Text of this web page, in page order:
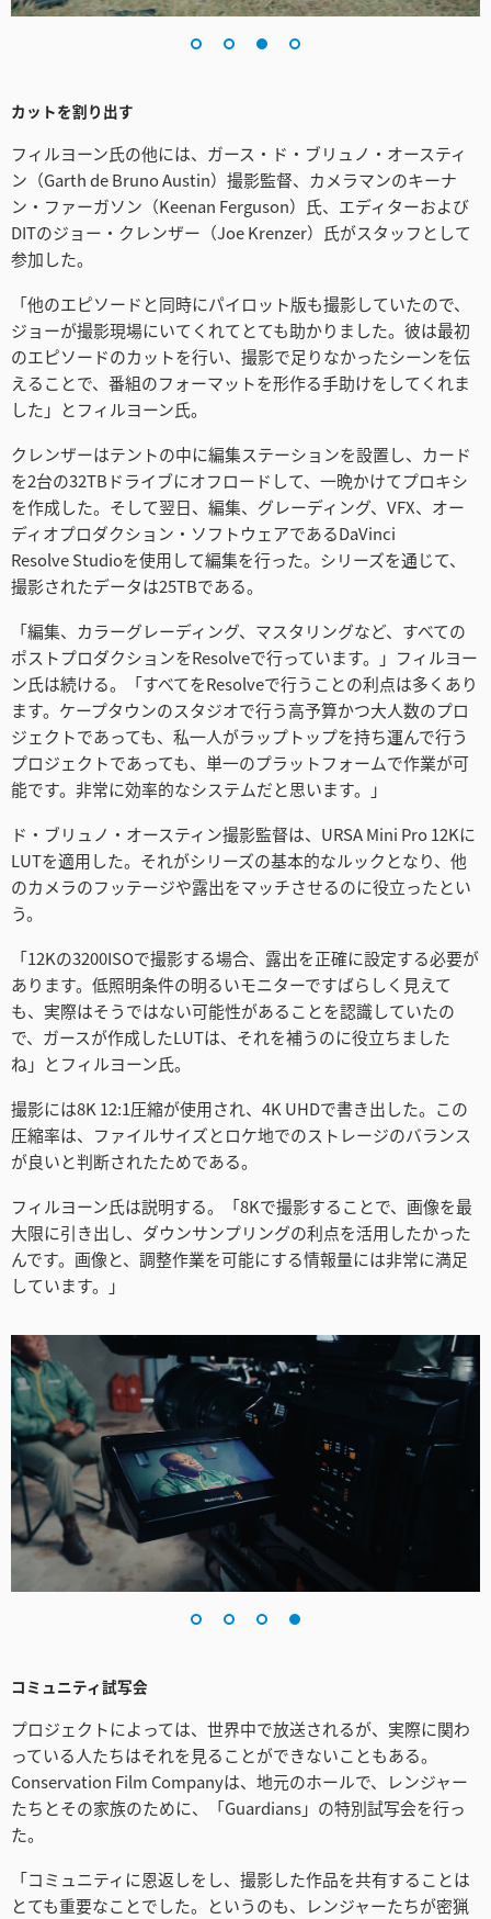
カットを割り出す
フィルヨーン氏の他には、ガース・ド・ブリュノ・オースティ
ン（Garth de Bruno Austin）撮影監督、カメラマンのキーナ
ン・ファーガソン（Keenan Ferguson）氏、エディターおよび
DITのジョー・クレンザー（Joe Krenzer）氏がスタッフとして
参加した。
「他のエピソードと同時にパイロット版も撮影していたので、
ジョーが撮影現場にいてくれてとても助かりました。彼は最初
のエピソードのカットを行い、撮影で足りなかったシーンを伝
えることで、番組のフォーマットを形作る手助けをしてくれま
した」とフィルヨーン氏。
クレンザーはテントの中に編集ステーションを設置し、カード
を2台の32TBドライブにオフロードして、一晩かけてプロキシ
を作成した。そして翌日、編集、グレーディング、VFX、オー
ディオプロダクション・ソフトウェアであるDaVinci
Resolve Studioを使用して編集を行った。シリーズを通じて、
撮影されたデータは25TBである。
「編集、カラーグレーディング、マスタリングなど、すべての
ポストプロダクションをResolveで行っています。」フィルヨー
ン氏は続ける。「すべてをResolveで行うことの利点は多くあり
ます。ケープタウンのスタジオで行う高予算かつ大人数のプロ
ジェクトであっても、私一人がラップトップを持ち運んで行う
プロジェクトであっても、単一のプラットフォームで作業が可
能です。非常に効率的なシステムだと思います。」
ド・ブリュノ・オースティン撮影監督は、URSA Mini Pro 12Kに
LUTを適用した。それがシリーズの基本的なルックとなり、他
のカメラのフッテージや露出をマッチさせるのに役立ったとい
う。
「12Kの3200ISOで撮影する場合、露出を正確に設定する必要が
あります。低照明条件の明るいモニターですばらしく見えて
も、実際はそうではない可能性があることを認識していたの
で、ガースが作成したLUTは、それを補うのに役立ちました
ね」とフィルヨーン氏。
撮影には8K 12:1圧縮が使用され、4K UHDで書き出した。この
圧縮率は、ファイルサイズとロケ地でのストレージのバランス
が良いと判断されたためである。
フィルヨーン氏は説明する。「8Kで撮影することで、画像を最
大限に引き出し、ダウンサンプリングの利点を活用したかった
んです。画像と、調整作業を可能にする情報量には非常に満足
しています。」
コミュニティ試写会
プロジェクトによっては、世界中で放送されるが、実際に関わ
っている人たちはそれを見ることができないこともある。
Conservation Film Companyは、地元のホールで、レンジャー
たちとその家族のために、「Guardians」の特別試写会を行っ
た。
「コミュニティに恩返しをし、撮影した作品を共有することは
とても重要なことでした。というのも、レンジャーたちが密猟